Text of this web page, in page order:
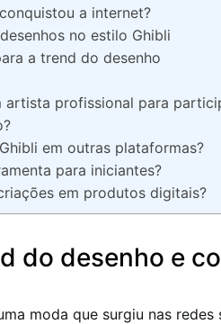
a internet?
no estilo Ghibli
a trend do desenho
artista profissional para
em outras plataformas?
para iniciantes?
em produtos digitais?
do desenho e
moda que surgiu nas